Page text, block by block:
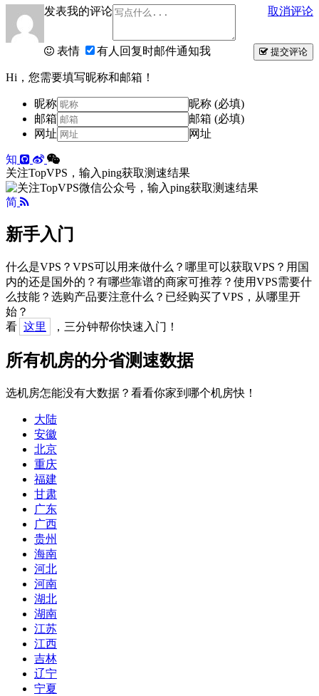
发表我的评论 取消评论
提交评论
表情 有人回复时邮件通知我
Hi，您需要填写昵称和邮箱！
昵称
昵称 (必填)
邮箱
邮箱 (必填)
网址
网址
知
关注TopVPS，输入ping获取测速结果
简
新手入门
什么是VPS？VPS可以用来做什么？哪里可以获取VPS？用国
内的还是国外的？有哪些靠谱的商家可推荐？使用VPS需要什
么技能？选购产品要注意什么？已经购买了VPS，从哪里开
始？
看 这里 ，三分钟帮你快速入门！
所有机房的分省测速数据
选机房怎能没有大数据？看看你家到哪个机房快！
大陆
安徽
北京
重庆
福建
甘肃
广东
广西
贵州
海南
河北
河南
湖北
湖南
江苏
江西
吉林
辽宁
宁夏